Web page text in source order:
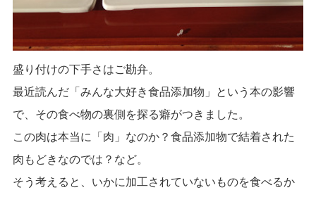
盛り付けの下手さはご勘弁。
最近読んだ「みんな大好き食品添加物」という本の影響
で、その食べ物の裏側を探る癖がつきました。
この肉は本当に「肉」なのか？食品添加物で結着された
肉もどきなのでは？など。
そう考えると、いかに加工されていないものを食べるか